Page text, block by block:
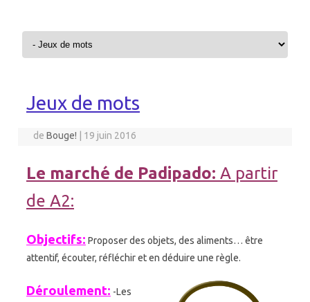
Aller au contenu
Jeux de mots
deBouge! 19 juin 2016
Le marché de Padipado: A partir
de A2:
Objectifs: Proposer des objets, des aliments… être
attentif, écouter, réfléchir et en déduire une règle.
Déroulement: -Les